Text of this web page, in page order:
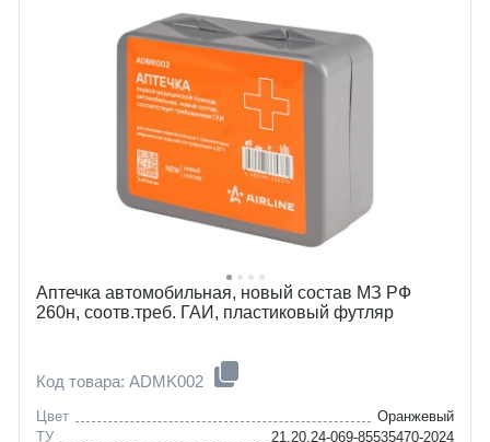
Аптечка автомобильная, новый состав МЗ РФ
260н, соотв.треб. ГАИ, пластиковый футляр
Код товара: ADMK002
Цвет
Оранжевый
ТУ
21,20,24-069-85535470-2024